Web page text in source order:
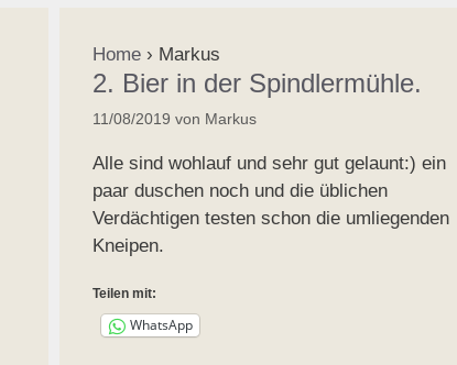
Home › Markus
2. Bier in der Spindlermühle.
11/08/2019 von Markus
Alle sind wohlauf und sehr gut gelaunt:) ein
paar duschen noch und die üblichen
Verdächtigen testen schon die umliegenden
Kneipen.
Teilen mit:
WhatsApp